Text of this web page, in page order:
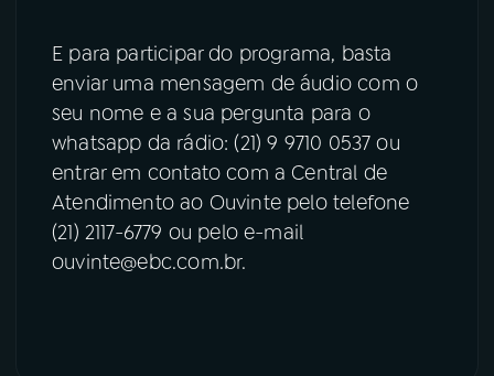
E para participar do programa, basta
enviar uma mensagem de áudio com o
seu nome e a sua pergunta para o
whatsapp da rádio: (21) 9 9710 0537 ou
entrar em contato com a Central de
Atendimento ao Ouvinte pelo telefone
(21) 2117-6779 ou pelo e-mail
ouvinte@ebc.com.br.